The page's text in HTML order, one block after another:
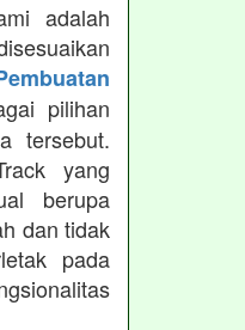
adalah
pilihan
tersebut.
yang
berupa
dan tidak
pada